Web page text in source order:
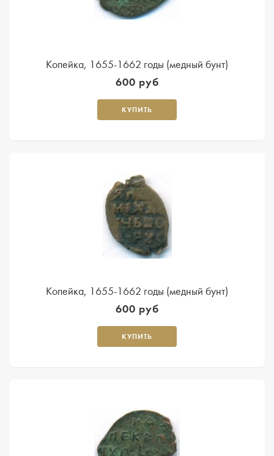
Копейка, 1655-1662 годы (медный бунт)
600 руб
КУПИТЬ
Копейка, 1655-1662 годы (медный бунт)
600 руб
КУПИТЬ